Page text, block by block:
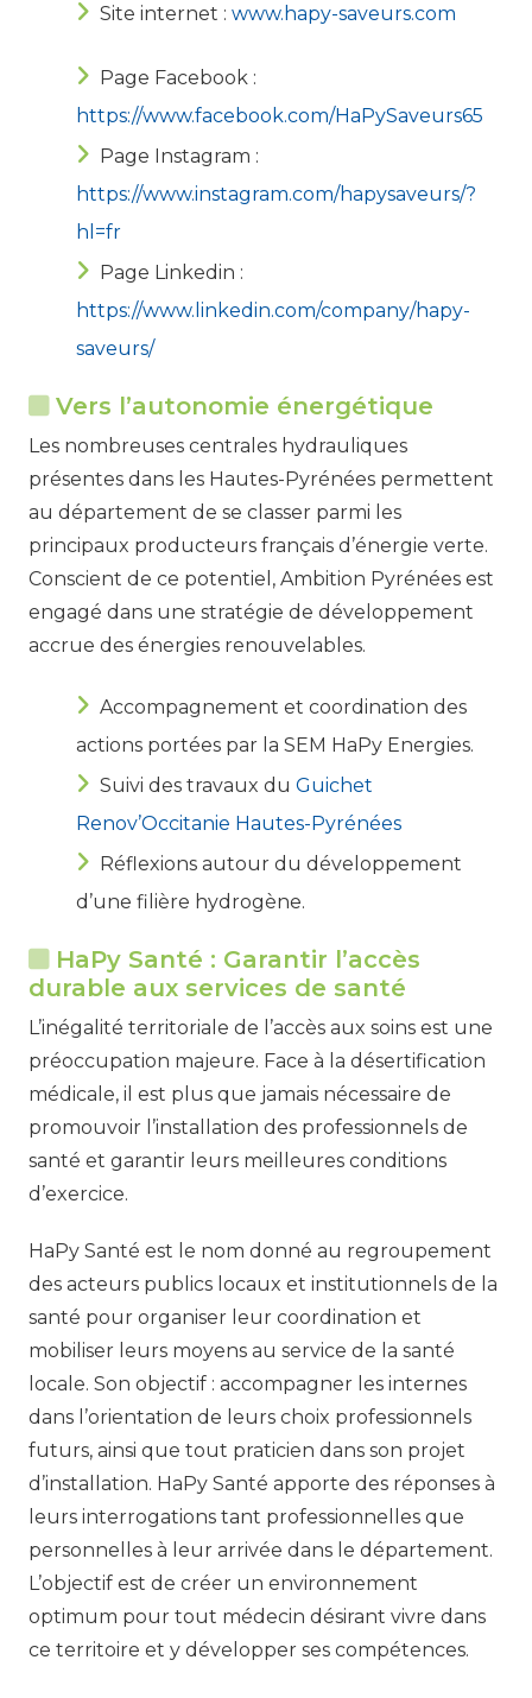
Site internet : www.hapy-saveurs.com
Page Facebook :
https://www.facebook.com/HaPySaveurs65
Page Instagram :
https://www.instagram.com/hapysaveurs/?
hl=fr
Page Linkedin :
https://www.linkedin.com/company/hapy-
saveurs/
Vers l’autonomie énergétique
Les nombreuses centrales hydrauliques
présentes dans les Hautes-Pyrénées permettent
au département de se classer parmi les
principaux producteurs français d’énergie verte.
Conscient de ce potentiel, Ambition Pyrénées est
engagé dans une stratégie de développement
accrue des énergies renouvelables.
Accompagnement et coordination des
actions portées par la SEM HaPy Energies.
Suivi des travaux du Guichet
Renov’Occitanie Hautes-Pyrénées
Réflexions autour du développement
d’une filière hydrogène.
HaPy Santé : Garantir l’accès
durable aux services de santé
L’inégalité territoriale de l’accès aux soins est une
préoccupation majeure. Face à la désertification
médicale, il est plus que jamais nécessaire de
promouvoir l’installation des professionnels de
santé et garantir leurs meilleures conditions
d’exercice.
HaPy Santé est le nom donné au regroupement
des acteurs publics locaux et institutionnels de la
santé pour organiser leur coordination et
mobiliser leurs moyens au service de la santé
locale. Son objectif : accompagner les internes
dans l’orientation de leurs choix professionnels
futurs, ainsi que tout praticien dans son projet
d’installation. HaPy Santé apporte des réponses à
leurs interrogations tant professionnelles que
personnelles à leur arrivée dans le département.
L’objectif est de créer un environnement
optimum pour tout médecin désirant vivre dans
ce territoire et y développer ses compétences.